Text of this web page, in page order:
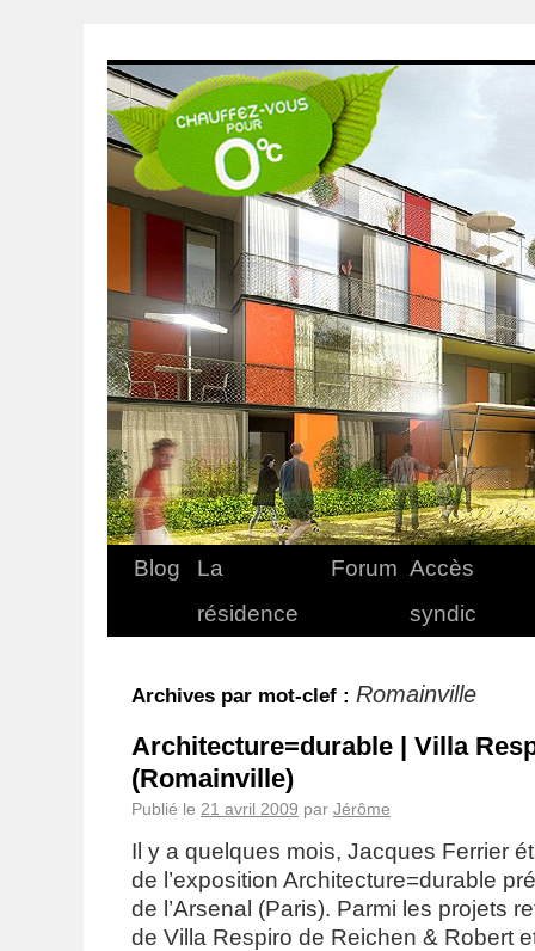
Blog
La
résidence
Forum Accès
syndic
Archives par mot-clef : Romainville
Architecture=durable | Villa
(Romainville)
Publié le 21 avril 2009 par Jérôme
Il y a quelques mois, Jacques Ferrier
de l’exposition Architecture=durable
de l’Arsenal (Paris). Parmi les projets
de Villa Respiro de Reichen & Robert